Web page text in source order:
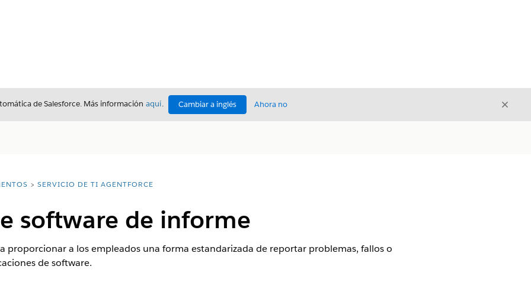
de Salesforce. Más información aquí. Cambiar a inglés Ahora no Cerrar
SERVICIO DE TI AGENTFORCE
software de informe
proporcionar a los empleados una forma estandarizada de reportar problemas, fallos o
de software.